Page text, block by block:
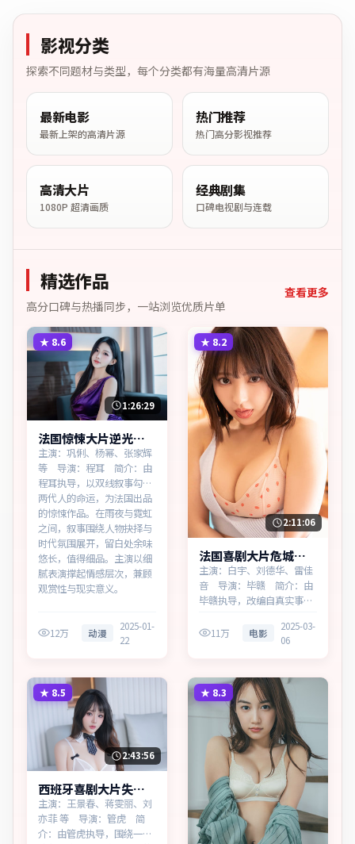
影视分类
探索不同题材与类型，每个分类都有海量高清片源
最新电影
最新上架的高清片源
热门推荐
热门高分影视推荐
高清大片
1080P 超清画质
经典剧集
口碑电视剧与连载
精选作品
高分口碑与热播同步，一站浏览优质片单
查看更多
★ 8.6
1:26:29
法国惊悚大片逆光边
界免费点播
主演：巩俐、杨幂、张家辉
等 导演：程耳 简介：由
程耳执导，以双线叙事勾连
两代人的命运，为法国出品
的惊悚作品。在雨夜与霓虹
之间，叙事围绕人物抉择与
时代氛围展开，留白处余味
悠长，值得细品。主演以细
腻表演撑起情感层次，兼顾
观赏性与现实意义。
12万 动漫
2025-01-
22
★ 8.2
2:11:06
法国喜剧大片危城回
响无广告观看
主演：白宇、刘德华、雷佳
音 导演：毕赣 简介：由
毕赣执导，改编自真实事
品。在高度疏离的都市丛林
里，叙事围绕人物抉择与时
现群像张力。主演以细腻表
演撑起情感层次，兼顾观赏
性与现实意义。
11万 电影
2025-03-
06
★ 8.5
2:43:56
西班牙喜剧大片失控
档案高清完整在线
主演：王景春、蒋雯丽、刘
亦菲 等 导演：管虎 简
介：由管虎执导，围绕一桩
★ 8.3